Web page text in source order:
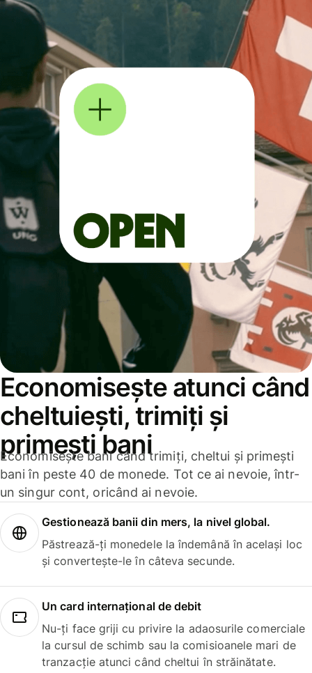
Economisește atunci când
cheltuiești, trimiți și
primești bani
Economisește bani când trimiți, cheltui și primești
bani în peste 40 de monede. Tot ce ai nevoie, într-
un singur cont, oricând ai nevoie.
Gestionează banii din mers, la nivel global.
Păstrează-ți monedele la îndemână în același loc
și convertește-le în câteva secunde.
Un card internațional de debit
Nu-ți face griji cu privire la adaosurile comerciale
la cursul de schimb sau la comisioanele mari de
tranzacție atunci când cheltui în străinătate.